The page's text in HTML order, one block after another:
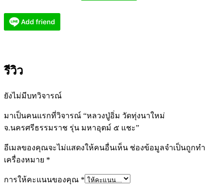
รีวิว
ยังไม่มีบทวิจารณ์
มาเป็นคนแรกที่วิจารณ์ “หลวงปู่อิ่ม วัดทุ่งนาใหม่
จ.นครศรีธรรมราช รุ่น มหาอุตม์ ๕ แชะ”
อีเมลของคุณจะไม่แสดงให้คนอื่นเห็น ช่องข้อมูลจำเป็นถูกทำ
เครื่องหมาย *
การให้คะแนนของคุณ *